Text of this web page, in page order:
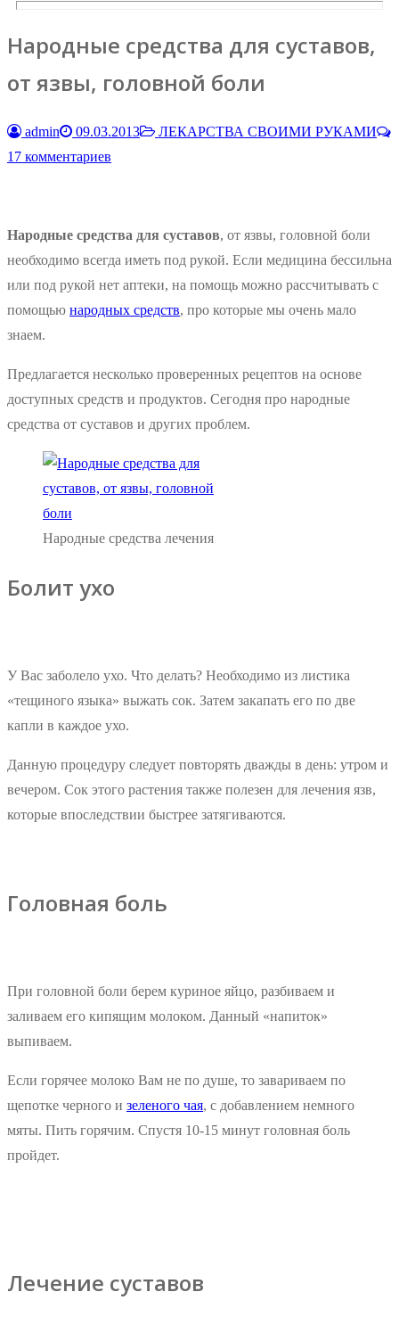
Народные средства для суставов,
от язвы, головной боли
admin 09.03.2013
ЛЕКАРСТВА СВОИМИ РУКАМИ
17 комментариев
Народные средства для суставов, от язвы, головной боли
необходимо всегда иметь под рукой. Если медицина бессильна
или под рукой нет аптеки, на помощь можно рассчитывать с
помощью народных средств, про которые мы очень мало
знаем.
Предлагается несколько проверенных рецептов на основе
доступных средств и продуктов. Сегодня про народные
средства от суставов и других проблем.
Народные средства лечения
Болит ухо
У Вас заболело ухо. Что делать? Необходимо из листика
«тещиного языка» выжать сок. Затем закапать его по две
капли в каждое ухо.
Данную процедуру следует повторять дважды в день: утром и
вечером. Сок этого растения также полезен для лечения язв,
которые впоследствии быстрее затягиваются.
Головная боль
При головной боли берем куриное яйцо, разбиваем и
заливаем его кипящим молоком. Данный «напиток»
выпиваем.
Если горячее молоко Вам не по душе, то завариваем по
щепотке черного и зеленого чая, с добавлением немного
мяты. Пить горячим. Спустя 10-15 минут головная боль
пройдет.
Лечение суставов